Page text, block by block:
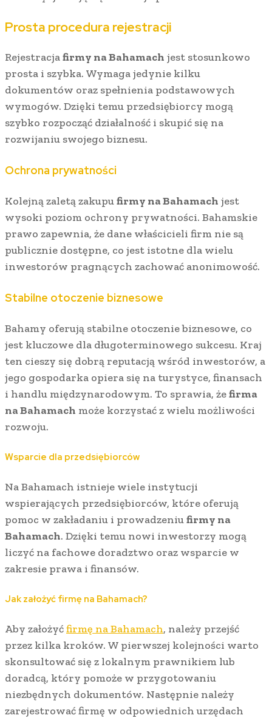
Prosta procedura rejestracji
Rejestracjafirmy na Bahamach jest stosunkowo
prosta i szybka. Wymaga jedynie kilku
dokumentów oraz spełnienia podstawowych
wymogów. Dzięki temu przedsiębiorcy mogą
szybko rozpocząć działalność i skupić się na
rozwijaniu swojego biznesu.
Ochrona prywatności
Kolejną zaletą zakupufirmy na Bahamach jest
wysoki poziom ochrony prywatności. Bahamskie
prawo zapewnia, że dane właścicieli firm nie są
publicznie dostępne, co jest istotne dla wielu
inwestorów pragnących zachować anonimowość.
Stabilne otoczenie biznesowe
Bahamy oferują stabilne otoczenie biznesowe, co
jest kluczowe dla długoterminowego sukcesu. Kraj
ten cieszy się dobrą reputacją wśród inwestorów, a
jego gospodarka opiera się na turystyce, finansach
i handlu międzynarodowym. To sprawia, żefirma
na Bahamach może korzystać z wielu możliwości
rozwoju.
Wsparcie dla przedsiębiorców
Na Bahamach istnieje wiele instytucji
wspierających przedsiębiorców, które oferują
pomoc w zakładaniu i prowadzeniufirmy na
Bahamach. Dzięki temu nowi inwestorzy mogą
liczyć na fachowe doradztwo oraz wsparcie w
zakresie prawa i finansów.
Jak założyć firmę na Bahamach?
Aby założyćfirmę na Bahamach, należy przejść
przez kilka kroków. W pierwszej kolejności warto
skonsultować się z lokalnym prawnikiem lub
doradcą, który pomoże w przygotowaniu
niezbędnych dokumentów. Następnie należy
zarejestrować firmę w odpowiednich urzędach